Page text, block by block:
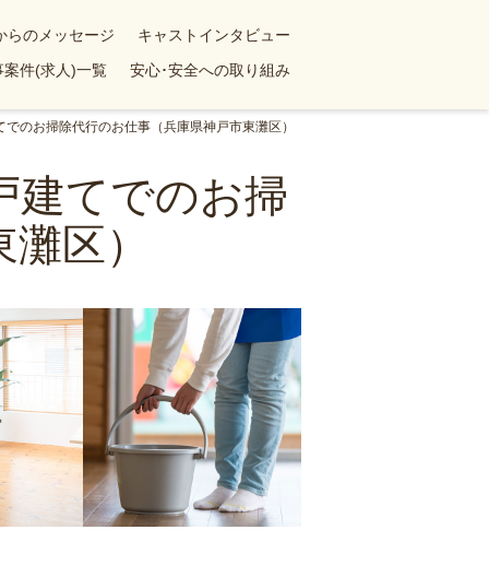
らのメッセージ
キャストインタビュー
案件(求人)一覧 安心･安全への取り組み
のお掃除代行のお仕事（兵庫県神戸市東灘区）
建てでのお掃
区）